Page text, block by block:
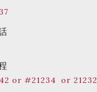
or #21234 or 21232